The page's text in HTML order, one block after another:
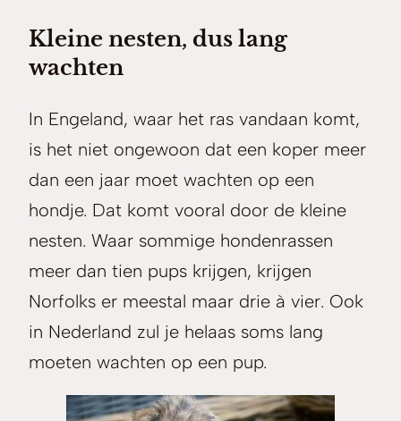
Kleine nesten, dus lang
wachten
In Engeland, waar het ras vandaan komt,
is het niet ongewoon dat een koper meer
dan een jaar moet wachten op een
hondje. Dat komt vooral door de kleine
nesten. Waar sommige hondenrassen
meer dan tien pups krijgen, krijgen
Norfolks er meestal maar drie à vier. Ook
in Nederland zul je helaas soms lang
moeten wachten op een pup.